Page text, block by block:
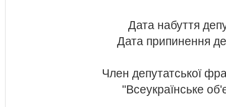
Дата набуття
Дата припинення
Член депутатської
"Всеукраїнське